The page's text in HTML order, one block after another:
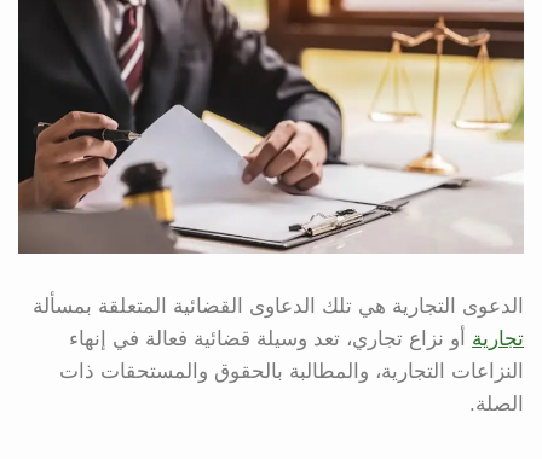
الدعوى التجارية هي تلك الدعاوى القضائية المتعلقة بمسألة
تجارية أو نزاع تجاري، تعد وسيلة قضائية فعالة في إنهاء
النزاعات التجارية، والمطالبة بالحقوق والمستحقات ذات
الصلة.